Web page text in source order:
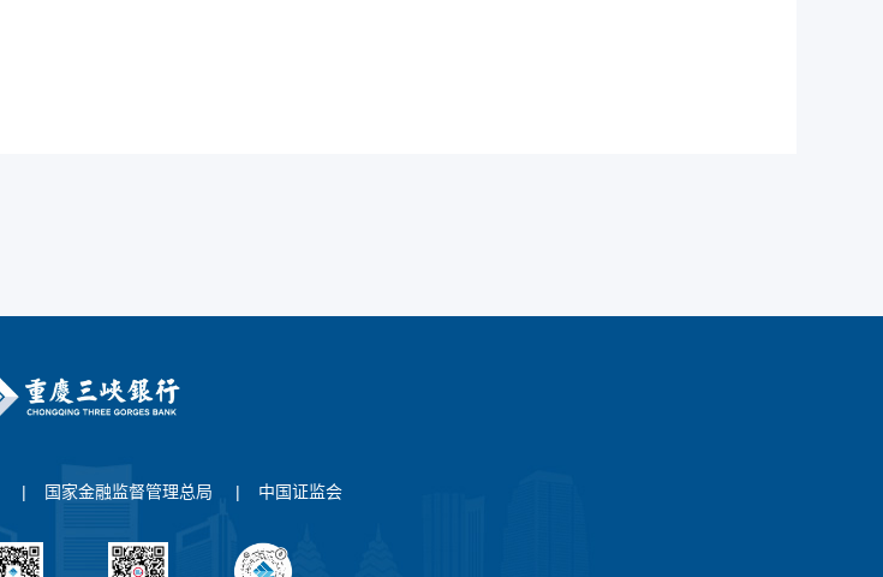
| 国家金融监督管理总局 | 中国证监会